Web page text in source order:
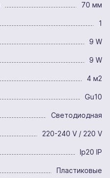
70 мм
1
9 W
9 W
4 м2
Gu10
Светодиодная
220-240 V / 220 V
Ip20 IP
Пластиковые